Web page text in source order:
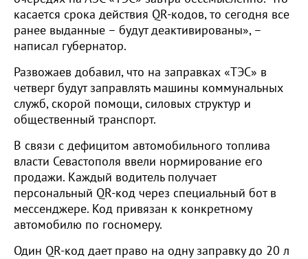
касается срока действия QR-кодов, то сегодня все
ранее выданные – будут деактивированы», –
написал губернатор.
Развожаев добавил, что на заправках «ТЭС» в
четверг будут заправлять машины коммунальных
служб, скорой помощи, силовых структур и
общественный транспорт.
В связи с дефицитом автомобильного топлива
власти Севастополя ввели нормирование его
продажи. Каждый водитель получает
персональный QR‑код через специальный бот в
мессенджере. Код привязан к конкретному
автомобилю по госномеру.
Один QR‑код дает право на одну заправку до 20 л